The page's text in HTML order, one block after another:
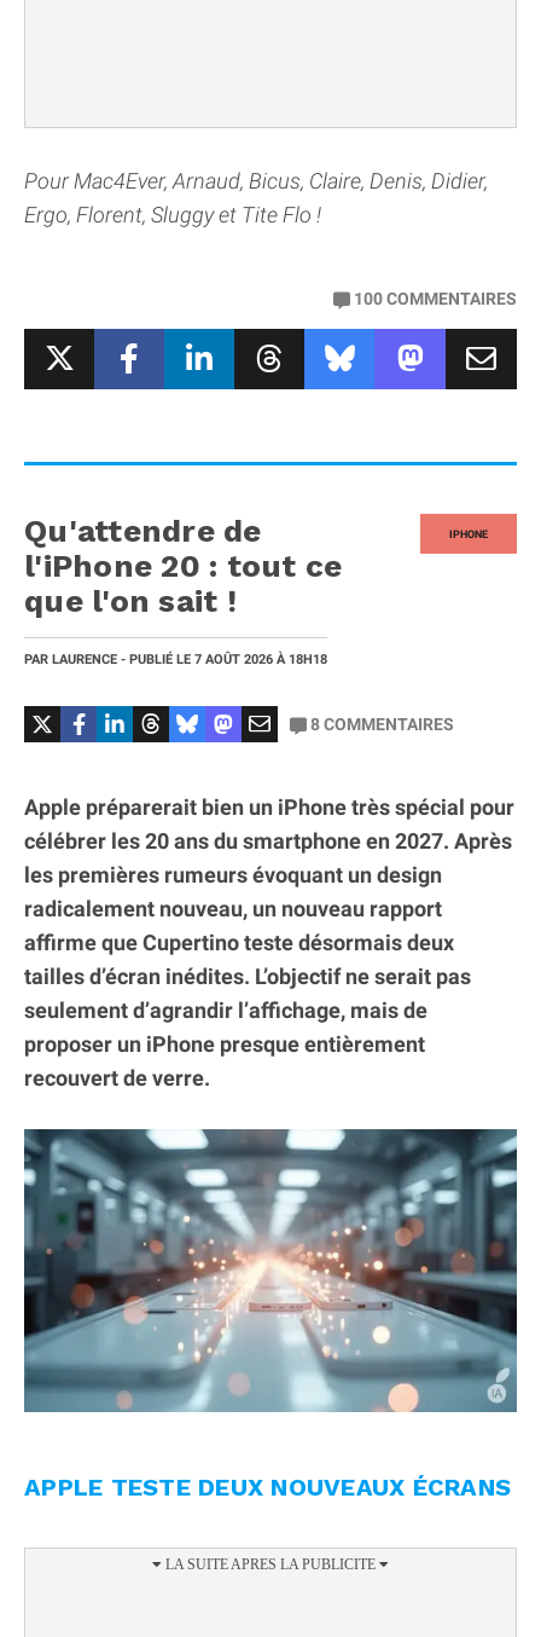
Pour Mac4Ever, Arnaud, Bicus, Claire, Denis, Didier,
Ergo, Florent, Sluggy et Tite Flo !
100COMMENTAIRES
IPHONE
Qu'attendre de
l'iPhone 20 : tout ce
que l'on sait !
PAR LAURENCE - PUBLIÉ LE 7 AOÛT 2026 À 18H18
8COMMENTAIRES
Apple préparerait bien un iPhone très spécial pour
célébrer les 20 ans du smartphone en 2027. Après
les premières rumeurs évoquant un design
radicalement nouveau, un nouveau rapport
affirme que Cupertino teste désormais deux
tailles d’écran inédites. L’objectif ne serait pas
seulement d’agrandir l’affichage, mais de
proposer un iPhone presque entièrement
recouvert de verre.
APPLE TESTE DEUX NOUVEAUX ÉCRANS